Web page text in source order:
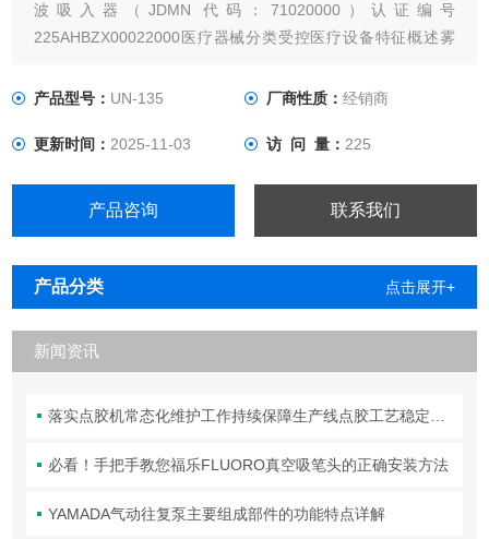
波吸入器（JDMN 代码：71020000）认证编号
225AHBZX00022000医疗器械分类受控医疗设备特征概述雾
息吸气开始最快约15秒吸气时安静运行即使倾斜，热水也不会
产品型号： UN-135 厂商性质： 经销商
更新时间：2025-11-03 访 问 量： 225
产品咨询 联系我们
产品分类 点击展开+
新闻资讯
落实点胶机常态化维护工作持续保障生产线点胶工艺稳定合规
必看！手把手教您福乐FLUORO真空吸笔头的正确安装方法
YAMADA气动往复泵主要组成部件的功能特点详解